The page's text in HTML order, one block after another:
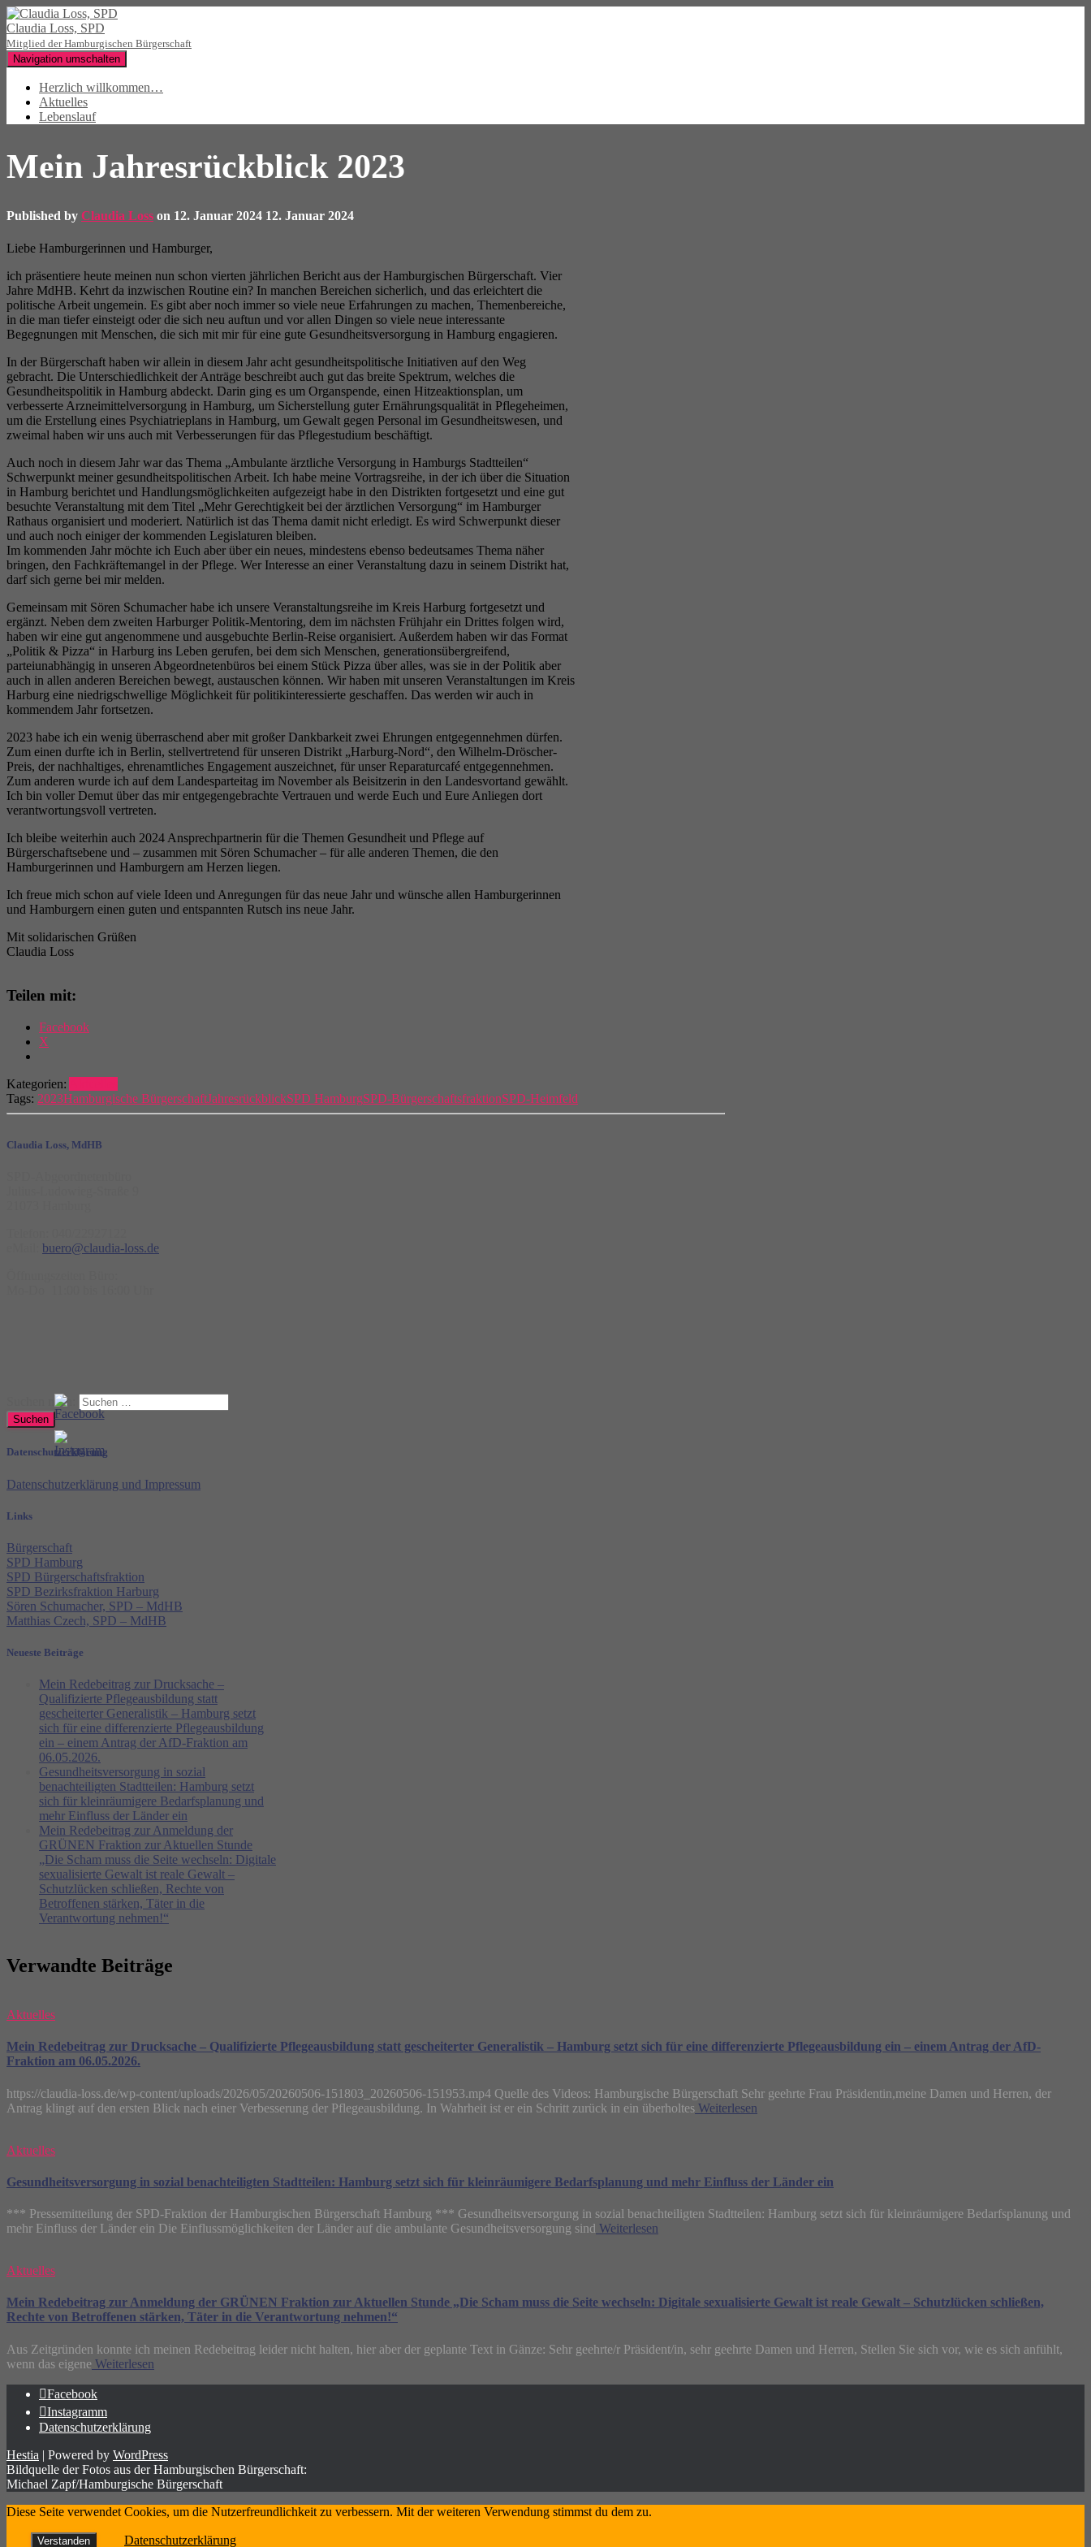
Claudia Loss, SPD
Mitglied der Hamburgischen Bürgerschaft
Navigation umschalten
Herzlich willkommen…
Aktuelles
Lebenslauf
Mein Jahresrückblick 2023
Published by Claudia Loss on 12. Januar 2024 12. Januar 2024
Liebe Hamburgerinnen und Hamburger,
ich präsentiere heute meinen nun schon vierten jährlichen Bericht aus der Hamburgischen Bürgerschaft. Vier
Jahre MdHB. Kehrt da inzwischen Routine ein? In manchen Bereichen sicherlich, und das erleichtert die
politische Arbeit ungemein. Es gibt aber noch immer so viele neue Erfahrungen zu machen, Themenbereiche,
in die man tiefer einsteigt oder die sich neu auftun und vor allen Dingen so viele neue interessante
Begegnungen mit Menschen, die sich mit mir für eine gute Gesundheitsversorgung in Hamburg engagieren.
In der Bürgerschaft haben wir allein in diesem Jahr acht gesundheitspolitische Initiativen auf den Weg
gebracht. Die Unterschiedlichkeit der Anträge beschreibt auch gut das breite Spektrum, welches die
Gesundheitspolitik in Hamburg abdeckt. Darin ging es um Organspende, einen Hitzeaktionsplan, um
verbesserte Arzneimittelversorgung in Hamburg, um Sicherstellung guter Ernährungsqualität in Pflegeheimen,
um die Erstellung eines Psychiatrieplans in Hamburg, um Gewalt gegen Personal im Gesundheitswesen, und
zweimal haben wir uns auch mit Verbesserungen für das Pflegestudium beschäftigt.
Auch noch in diesem Jahr war das Thema „Ambulante ärztliche Versorgung in Hamburgs Stadtteilen“
Schwerpunkt meiner gesundheitspolitischen Arbeit. Ich habe meine Vortragsreihe, in der ich über die Situation
in Hamburg berichtet und Handlungsmöglichkeiten aufgezeigt habe in den Distrikten fortgesetzt und eine gut
besuchte Veranstaltung mit dem Titel „Mehr Gerechtigkeit bei der ärztlichen Versorgung“ im Hamburger
Rathaus organisiert und moderiert. Natürlich ist das Thema damit nicht erledigt. Es wird Schwerpunkt dieser
und auch noch einiger der kommenden Legislaturen bleiben.
Im kommenden Jahr möchte ich Euch aber über ein neues, mindestens ebenso bedeutsames Thema näher
bringen, den Fachkräftemangel in der Pflege. Wer Interesse an einer Veranstaltung dazu in seinem Distrikt hat,
darf sich gerne bei mir melden.
Gemeinsam mit Sören Schumacher habe ich unsere Veranstaltungsreihe im Kreis Harburg fortgesetzt und
ergänzt. Neben dem zweiten Harburger Politik-Mentoring, dem im nächsten Frühjahr ein Drittes folgen wird,
haben wir eine gut angenommene und ausgebuchte Berlin-Reise organisiert. Außerdem haben wir das Format
„Politik & Pizza“ in Harburg ins Leben gerufen, bei dem sich Menschen, generationsübergreifend,
parteiunabhängig in unseren Abgeordnetenbüros bei einem Stück Pizza über alles, was sie in der Politik aber
auch in allen anderen Bereichen bewegt, austauschen können. Wir haben mit unseren Veranstaltungen im Kreis
Harburg eine niedrigschwellige Möglichkeit für politikinteressierte geschaffen. Das werden wir auch in
kommendem Jahr fortsetzen.
2023 habe ich ein wenig überraschend aber mit großer Dankbarkeit zwei Ehrungen entgegennehmen dürfen.
Zum einen durfte ich in Berlin, stellvertretend für unseren Distrikt „Harburg-Nord“, den Wilhelm-Dröscher-
Preis, der nachhaltiges, ehrenamtliches Engagement auszeichnet, für unser Reparaturcafé entgegennehmen.
Zum anderen wurde ich auf dem Landesparteitag im November als Beisitzerin in den Landesvortand gewählt.
Ich bin voller Demut über das mir entgegengebrachte Vertrauen und werde Euch und Eure Anliegen dort
verantwortungsvoll vertreten.
Ich bleibe weiterhin auch 2024 Ansprechpartnerin für die Themen Gesundheit und Pflege auf
Bürgerschaftsebene und – zusammen mit Sören Schumacher – für alle anderen Themen, die den
Hamburgerinnen und Hamburgern am Herzen liegen.
Ich freue mich schon auf viele Ideen und Anregungen für das neue Jahr und wünsche allen Hamburgerinnen
und Hamburgern einen guten und entspannten Rutsch ins neue Jahr.
Mit solidarischen Grüßen
Claudia Loss
Teilen mit:
Facebook
X
Kategorien:
Tags: 2023Hamburgische BürgerschaftJahresrückblickSPD HamburgSPD-BürgerschaftsfraktionSPD-Heimfeld
Claudia Loss, MdHB
buero@claudia-loss.de
Suchen nach:
Datenschutzerklärung
Datenschutzerklärung und Impressum
Links
Bürgerschaft
SPD Hamburg
SPD Bürgerschaftsfraktion
SPD Bezirksfraktion Harburg
Sören Schumacher, SPD – MdHB
Matthias Czech, SPD – MdHB
Neueste Beiträge
Mein Redebeitrag zur Drucksache –
Qualifizierte Pflegeausbildung statt
gescheiterter Generalistik – Hamburg setzt
sich für eine differenzierte Pflegeausbildung
ein – einem Antrag der AfD-Fraktion am
06.05.2026.
Gesundheitsversorgung in sozial
benachteiligten Stadtteilen: Hamburg setzt
sich für kleinräumigere Bedarfsplanung und
mehr Einfluss der Länder ein
Mein Redebeitrag zur Anmeldung der
GRÜNEN Fraktion zur Aktuellen Stunde
„Die Scham muss die Seite wechseln: Digitale
sexualisierte Gewalt ist reale Gewalt –
Schutzlücken schließen, Rechte von
Betroffenen stärken, Täter in die
Verantwortung nehmen!“
Verwandte Beiträge
Aktuelles
Mein Redebeitrag zur Drucksache – Qualifizierte Pflegeausbildung statt gescheiterter Generalistik – Hamburg setzt sich für eine differenzierte Pflegeausbildung ein – einem Antrag der AfD-
Fraktion am 06.05.2026.
https://claudia-loss.de/wp-content/uploads/2026/05/20260506-151803_20260506-151953.mp4 Quelle des Videos: Hamburgische Bürgerschaft Sehr geehrte Frau Präsidentin,meine Damen und Herren, der
Antrag klingt auf den ersten Blick nach einer Verbesserung der Pflegeausbildung. In Wahrheit ist er ein Schritt zurück in ein überholtes Weiterlesen
Aktuelles
Gesundheitsversorgung in sozial benachteiligten Stadtteilen: Hamburg setzt sich für kleinräumigere Bedarfsplanung und mehr Einfluss der Länder ein
*** Pressemitteilung der SPD-Fraktion der Hamburgischen Bürgerschaft Hamburg *** Gesundheitsversorgung in sozial benachteiligten Stadtteilen: Hamburg setzt sich für kleinräumigere Bedarfsplanung und
mehr Einfluss der Länder ein Die Einflussmöglichkeiten der Länder auf die ambulante Gesundheitsversorgung sind Weiterlesen
Aktuelles
Mein Redebeitrag zur Anmeldung der GRÜNEN Fraktion zur Aktuellen Stunde „Die Scham muss die Seite wechseln: Digitale sexualisierte Gewalt ist reale Gewalt – Schutzlücken schließen,
Rechte von Betroffenen stärken, Täter in die Verantwortung nehmen!“
Aus Zeitgründen konnte ich meinen Redebeitrag leider nicht halten, hier aber der geplante Text in Gänze: Sehr geehrte/r Präsident/in, sehr geehrte Damen und Herren, Stellen Sie sich vor, wie es sich anfühlt,
wenn das eigene Weiterlesen
Facebook
Instagramm
Datenschutzerklärung
Hestia | Powered by WordPress
Bildquelle der Fotos aus der Hamburgischen Bürgerschaft:
Michael Zapf/Hamburgische Bürgerschaft
Diese Seite verwendet Cookies, um die Nutzerfreundlichkeit zu verbessern. Mit der weiteren Verwendung stimmst du dem zu.
Verstanden Datenschutzerklärung